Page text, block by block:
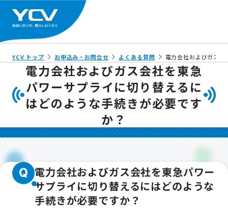
YCV トップ お申込み・お問合せ よくある質問 電力会社およびガス
電力会社およびガス会社を東急
パワーサプライに切り替えるに
はどのような手続きが必要です
か？
Q 電力会社およびガス会社を東急パワー
サプライに切り替えるにはどのような
手続きが必要ですか？